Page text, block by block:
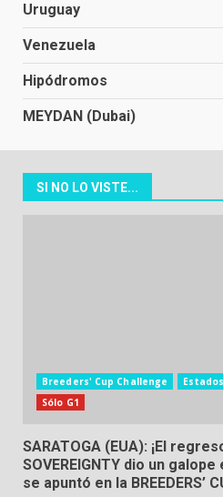
Uruguay
Venezuela
Hipódromos
MEYDAN (Dubai)
SI NO LO VISTE...
Breeders' Cup Challenge
Sólo G1
SARATOGA (EUA): ¡El
SOVEREIGNTY dio un galope
se apuntó en la BREEDERS’